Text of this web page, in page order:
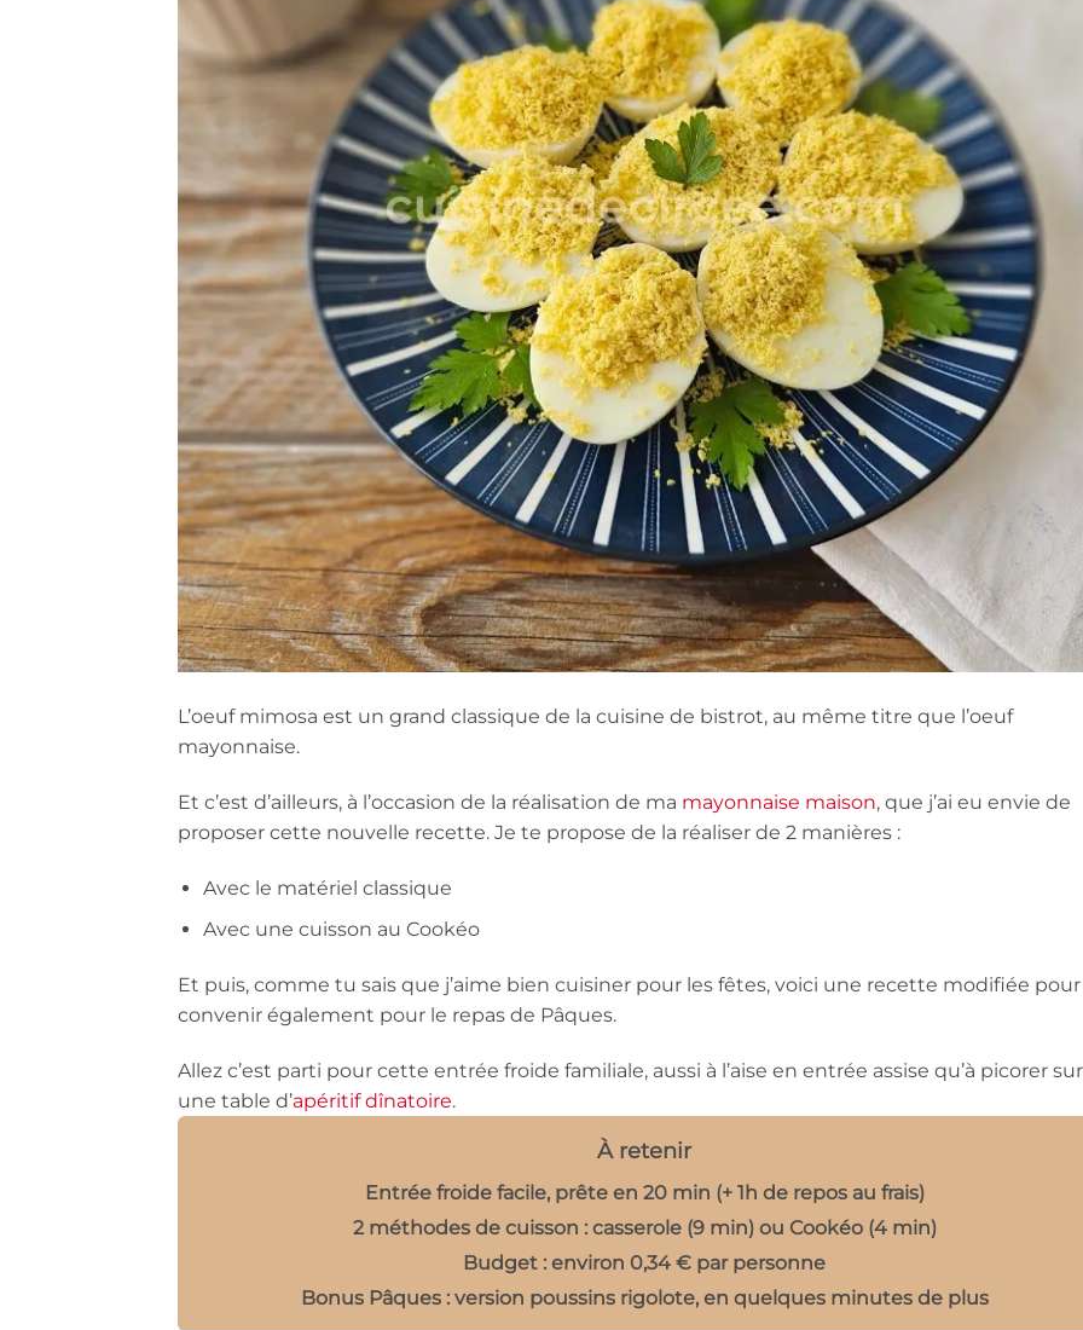
L’oeuf mimosa est un grand classique de la cuisine de bistrot, au même titre que l’oeuf
mayonnaise.
Et c’est d’ailleurs, à l’occasion de la réalisation de ma mayonnaise maison, que j’ai eu envie de
proposer cette nouvelle recette. Je te propose de la réaliser de 2 manières :
Avec le matériel classique
Avec une cuisson au Cookéo
Et puis, comme tu sais que j’aime bien cuisiner pour les fêtes, voici une recette modifiée pour
convenir également pour le repas de Pâques.
Allez c’est parti pour cette entrée froide familiale, aussi à l’aise en entrée assise qu’à picorer sur
une table d’apéritif dînatoire.
À retenir
Entrée froide facile, prête en 20 min (+ 1h de repos au frais)
2 méthodes de cuisson : casserole (9 min) ou Cookéo (4 min)
Budget : environ 0,34 € par personne
Bonus Pâques : version poussins rigolote, en quelques minutes de plus